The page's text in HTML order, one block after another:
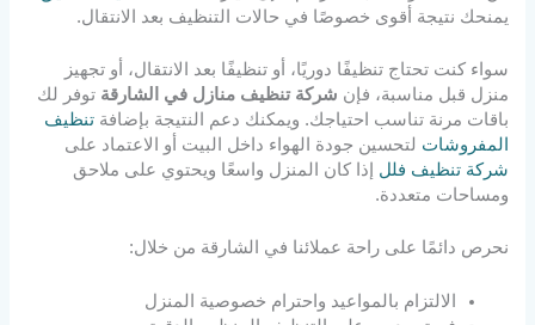
يمنحك نتيجة أقوى خصوصًا في حالات التنظيف بعد الانتقال.
سواء كنت تحتاج تنظيفًا دوريًا، أو تنظيفًا بعد الانتقال، أو تجهيز
منزل قبل مناسبة، فإن شركة تنظيف منازل في الشارقة توفر لك
باقات مرنة تناسب احتياجك. ويمكنك دعم النتيجة بإضافةتنظيف
المفروشات لتحسين جودة الهواء داخل البيت أو الاعتماد على
شركة تنظيف فلل إذا كان المنزل واسعًا ويحتوي على ملاحق
ومساحات متعددة.
نحرص دائمًا على راحة عملائنا في الشارقة من خلال:
الالتزام بالمواعيد واحترام خصوصية المنزل